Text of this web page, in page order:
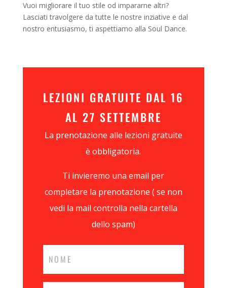
Vuoi migliorare il tuo stile od impararne altri?
Lasciati travolgere da tutte le nostre inziative e dal
nostro entusiasmo, ti aspettiamo alla Soul Dance.
LEZIONI GRATUITE DAL 16
AL 27 SETTEMBRE
La prenotazione alle lezioni gratuite
è obbligatoria.
Ti invieremo una email per
completare la prenotazione ( se non
vedi la mail controlla nella cartella
dello spam)